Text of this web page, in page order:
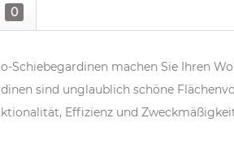
0
Schiebegardinen machen Sie Ihren
sind unglaublich schöne
Effizienz und